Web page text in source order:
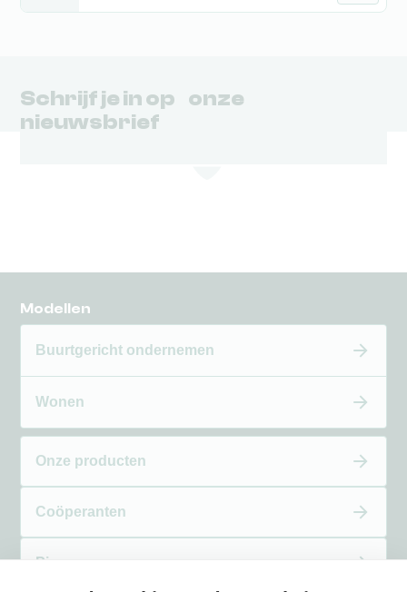
Schrijf je in op onze
nieuwsbrief
Modellen
Buurtgericht ondernemen
Wonen
Onze producten
Coöperanten
Pigas